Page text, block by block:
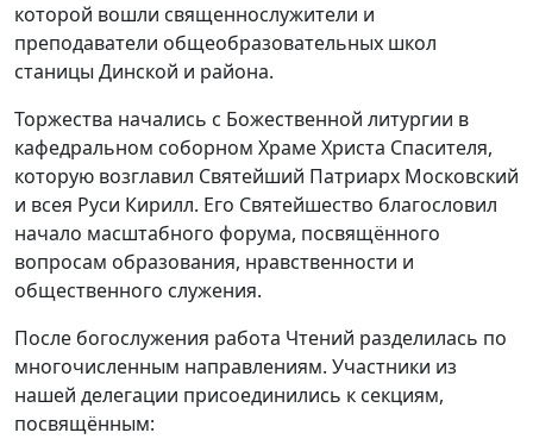
которой вошли священнослужители и
преподаватели общеобразовательных школ
станицы Динской и района.
Торжества начались с Божественной литургии в
кафедральном соборном Храме Христа Спасителя,
которую возглавил Святейший Патриарх Московский
и всея Руси Кирилл. Его Святейшество благословил
начало масштабного форума, посвящённого
вопросам образования, нравственности и
общественного служения.
После богослужения работа Чтений разделилась по
многочисленным направлениям. Участники из
нашей делегации присоединились к секциям,
посвящённым: